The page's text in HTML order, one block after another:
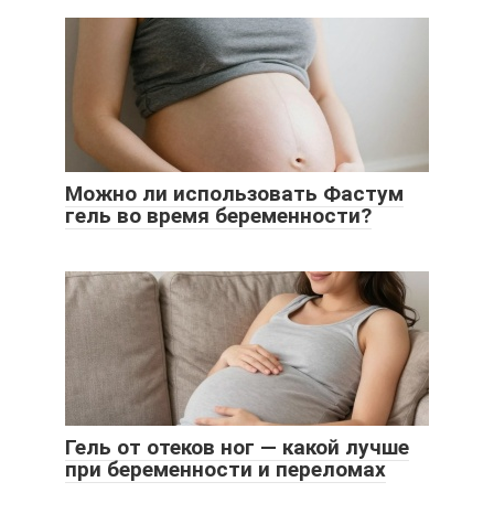
Можно ли использовать Фастум
гель во время беременности?
Гель от отеков ног — какой лучше
при беременности и переломах